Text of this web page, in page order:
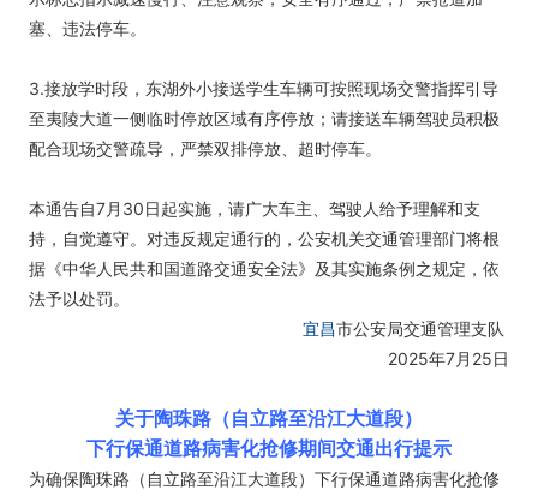
塞、违法停车。
3.接放学时段，东湖外小接送学生车辆可按照现场交警指挥引导
至夷陵大道一侧临时停放区域有序停放；请接送车辆驾驶员积极
配合现场交警疏导，严禁双排停放、超时停车。
本通告自7月30日起实施，请广大车主、驾驶人给予理解和支
持，自觉遵守。对违反规定通行的，公安机关交通管理部门将根
据《中华人民共和国道路交通安全法》及其实施条例之规定，依
法予以处罚。
宜昌市公安局交通管理支队
2025年7月25日
关于陶珠路（自立路至沿江大道段）
下行保通道路病害化抢修期间交通出行提示
为确保陶珠路（自立路至沿江大道段）下行保通道路病害化抢修